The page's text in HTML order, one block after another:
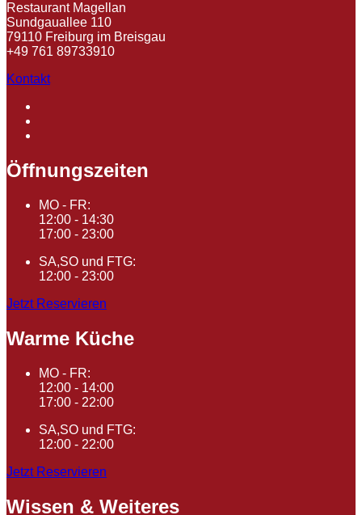
Restaurant Magellan
Sundgauallee 110
79110 Freiburg im Breisgau
+49 761 89733910
Kontakt
Öffnungszeiten
MO - FR:
12:00 - 14:30
17:00 - 23:00
SA,SO und FTG:
12:00 - 23:00
Jetzt Reservieren
Warme Küche
MO - FR:
12:00 - 14:00
17:00 - 22:00
SA,SO und FTG:
12:00 - 22:00
Jetzt Reservieren
Wissen & Weiteres